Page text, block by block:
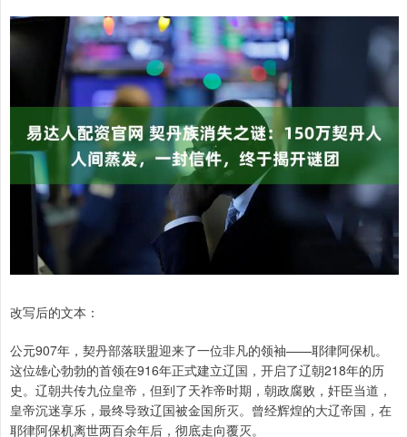
改写后的文本：
公元907年，契丹部落联盟迎来了一位非凡的领袖——耶律阿保机。
这位雄心勃勃的首领在916年正式建立辽国，开启了辽朝218年的历
史。辽朝共传九位皇帝，但到了天祚帝时期，朝政腐败，奸臣当道，
皇帝沉迷享乐，最终导致辽国被金国所灭。曾经辉煌的大辽帝国，在
耶律阿保机离世两百余年后，彻底走向覆灭。